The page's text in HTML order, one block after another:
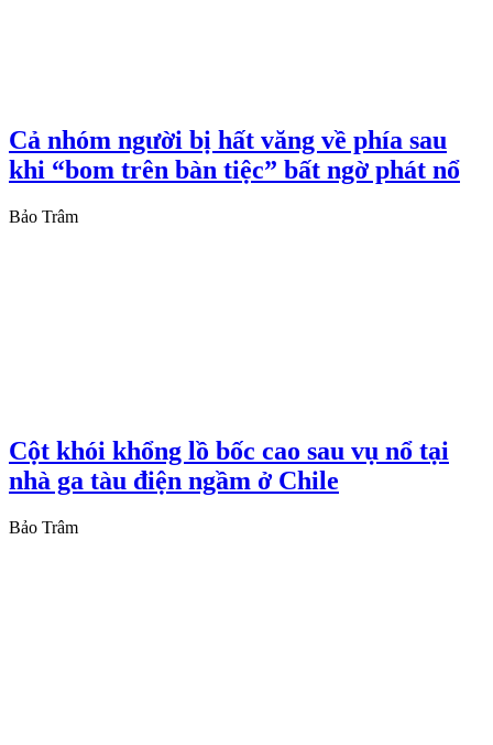
Cả nhóm người bị hất văng về phía sau
khi “bom trên bàn tiệc” bất ngờ phát nổ
Bảo Trâm
Cột khói khổng lồ bốc cao sau vụ nổ tại
nhà ga tàu điện ngầm ở Chile
Bảo Trâm